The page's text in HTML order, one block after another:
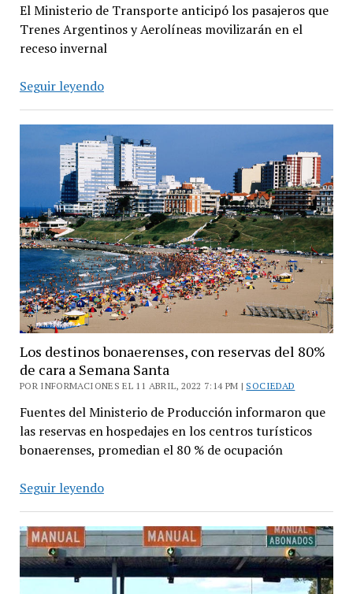
El Ministerio de Transporte anticipó los pasajeros que
Trenes Argentinos y Aerolíneas movilizarán en el
receso invernal
Seguir leyendoVacaciones
invierno:
trenes
y
aviones
con
650
mil
pasajeros
Los destinos bonaerenses, con reservas del 80%
de cara a Semana Santa
POR INFORMACIONES EL 11 ABRIL, 2022 7:14 PM | SOCIEDAD
Fuentes del Ministerio de Producción informaron que
las reservas en hospedajes en los centros turísticos
bonaerenses, promedian el 80 % de ocupación
Seguir leyendoLos
bonaerenses,
con
reservas
del